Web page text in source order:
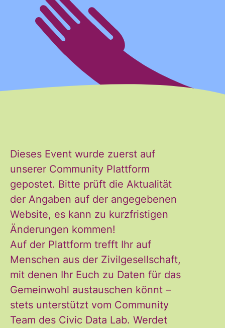
Dieses Event wurde zuerst auf
unserer Community Plattform
gepostet. Bitte prüft die Aktualität
der Angaben auf der angegebenen
Website, es kann zu kurzfristigen
Änderungen kommen!
Auf der Plattform trefft Ihr auf
Menschen aus der Zivilgesellschaft,
mit denen Ihr Euch zu Daten für das
Gemeinwohl austauschen könnt –
stets unterstützt vom Community
Team des Civic Data Lab. Werdet
gelesen und stimme diesen zu.
*
ANMELDEN